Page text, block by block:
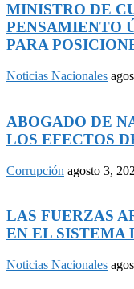
MINISTRO DE
PENSAMIENTO
PARA
Noticias Nacionales
ABOGADO DE
LOS EFECTOS
Corrupción agosto 3,
LAS FUERZAS
EN EL SISTEMA
Noticias Nacionales